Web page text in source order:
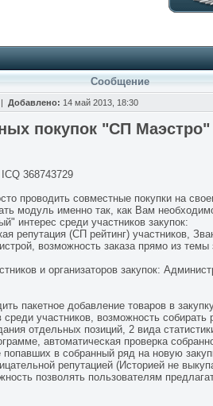
Сообщение
| Добавлено: 14 май 2013, 18:30
покупок "СП Маэстро"
368743729
проводить совместные покупки на
модуль именно так, как Вам
интерес среди участников закупок:
репутация (СП рейтинг) участников,
возможность заказа прямо из
и организаторов закупок:
пакетное добавление товаров в
участников, возможность
отдельных позиций, 2 вида
автоматическая проверка
попавших в собранный ряд на новую
репутацией (Историей не
позволять пользователям